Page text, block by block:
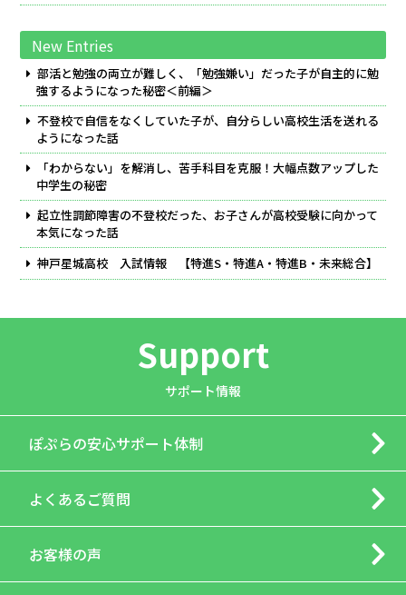
New Entries
部活と勉強の両立が難しく、「勉強嫌い」だった子が自主的に勉
強するようになった秘密＜前編＞
不登校で自信をなくしていた子が、自分らしい高校生活を送れる
ようになった話
「わからない」を解消し、苦手科目を克服！大幅点数アップした
中学生の秘密
起立性調節障害の不登校だった、お子さんが高校受験に向かって
本気になった話
神戸星城高校 入試情報 【特進S・特進A・特進B・未来総合】
Support
サポート情報
ぽぷらの安心サポート体制
よくあるご質問
お客様の声